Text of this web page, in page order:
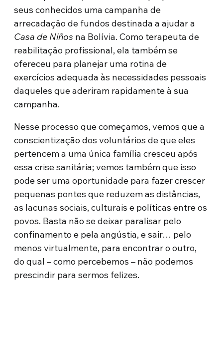
seus conhecidos uma campanha de
arrecadação de fundos destinada a ajudar a
Casa de Niños na Bolívia. Como terapeuta de
reabilitação profissional, ela também se
ofereceu para planejar uma rotina de
exercícios adequada às necessidades pessoais
daqueles que aderiram rapidamente à sua
campanha.
Nesse processo que começamos, vemos que a
conscientização dos voluntários de que eles
pertencem a uma única família cresceu após
essa crise sanitária; vemos também que isso
pode ser uma oportunidade para fazer crescer
pequenas pontes que reduzem as distâncias,
as lacunas sociais, culturais e políticas entre os
povos. Basta não se deixar paralisar pelo
confinamento e pela angústia, e sair… pelo
menos virtualmente, para encontrar o outro,
do qual – como percebemos – não podemos
prescindir para sermos felizes.